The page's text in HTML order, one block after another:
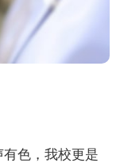
色，我校更是